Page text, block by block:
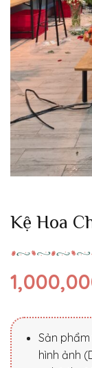
Kệ Hoa
Sản
hình ảnh